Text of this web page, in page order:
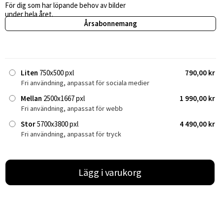
För dig som har löpande behov av bilder
under hela året.
Årsabonnemang
Liten 750x500 pxl 790,00 kr
Fri användning, anpassat för sociala medier
Mellan 2500x1667 pxl 1 990,00 kr
Fri användning, anpassat för webb
Stor5700x3800 pxl 4 490,00 kr
Fri användning, anpassat för tryck
Lägg i varukorg